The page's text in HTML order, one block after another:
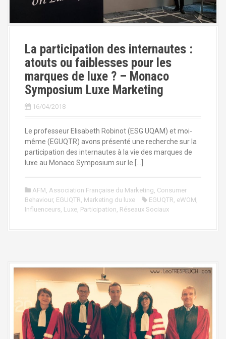
La participation des internautes :
atouts ou faiblesses pour les
marques de luxe ? – Monaco
Symposium Luxe Marketing
16/04/2018
Le professeur Elisabeth Robinot (ESG UQAM) et moi-
même (EGUQTR) avons présenté une recherche sur la
participation des internautes à la vie des marques de
luxe au Monaco Symposium sur le […]
AFM Association Française du Marketing Consumer
Behaviour, EGUQTR Marketing du luxe EGUQTR eWOM
Influenceurs Luxe Participation Réseaux Sociaux